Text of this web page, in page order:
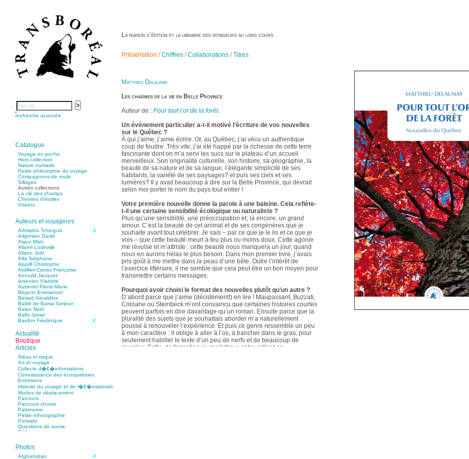
recherche avancée
Catalogue
Voyage en poche
Hors collection
Nature nomade
Petite philosophie du voyage
Compagnons de route
Sillages
Autres collections
La clé des champs
Chemins d’étoiles
Visions
Auteurs et voyageurs
Aïtmatov Tchinguiz
Adjemian David
Alaux Marc
Allaert Lodewijk
Allano Joël
Allix Stéphane
Apprill Christophe
Ardillier-Carras Françoise
Arnould Jacques
Arseniev Vladimir
Aubertel Pierre-Marie
Béjanin Emmanuel
Bérard Géraldine
Baldit de Barral Siméon
Balen Noël
Balhi Jamel
Bardon Frédérique
Bastide Fabien
Baudin Julie
Baujard Jacques
Bazin Sylvain
Bellanger Marc
Bellec Hervé
Belleville Régis
Benestar Géraldine
Benoist Yann
Bertrand Jordane
Bertrandy Antoine
Bezsonov Youri
Bideau Michel-Cosme
Billard Yannick
Blanchet Anne-Lise
Bluntzer Christophe
Bobin Mathieu
Boch Anne-Laure
Boch Julie
Boillot Henri
Bonnem Éric
Boudart Jean-Louis
Actualité
Boutique
Articles
Aléas et risque
Art et voyage
Collecte d�€�informations
Connaissance des écosystèmes
Entretiens
Histoire du voyage et de l�€�exploration
Modes de déplacement
Parcours
Parcours choisis
Patrimoine
Petite ethnographie
Portraits
Questions de survie
Réflexions
Photos
Afghanistan
La maison d’édition et la librairie des voyageurs au long cours
Présentation /Chiffres /Collaborations /Titres
Matthieu Delaunay
Les charmes de la vie en Belle Province
Auteur de : Pour tout l’or de la forêt.
Un événement particulier a-t-il motivé l’écriture de vos nouvelles
sur le Québec ?
À qui j’aime, j’aime écrire. Or, au Québec, j’ai vécu un authentique
coup de foudre. Très vite, j’ai été happé par la richesse de cette terre
fascinante dont on m’a servi les sucs sur le plateau d’un accueil
merveilleux. Son originalité culturelle, son histoire, sa géographie, la
beauté de sa nature et de sa langue, l’élégante simplicité de ses
habitants, la variété de ses paysages? et puis ses ciels et ses
lumières? Il y avait beaucoup à dire sur la Belle Province, qui devrait
selon moi porter le nom du pays tout entier !
Votre première nouvelle donne la parole à une baleine. Cela reflète-
t-il une certaine sensibilité écologique ou naturaliste ?
Plus qu’une sensibilité, une préoccupation et, là encore, un grand
amour. C’est la beauté de cet animal et de ses congénères que je
souhaite avant tout célébrer. Je sais – par ce que je le lis et ce que je
vois – que cette beauté meurt à feu plus ou moins doux. Cette agonie
me révulse et m’attriste : cette beauté nous manquera un jour, quand
nous en aurons hélas le plus besoin. Dans mon premier livre, j’avais
pris goût à me mettre dans la peau d’une bête. Outre l’intérêt de
l’exercice littéraire, il me semble que cela peut être un bon moyen pour
transmettre certains messages.
Pourquoi avoir choisi le format des nouvelles plutôt qu’un autre ?
D’abord parce que j’aime (décidément!) en lire ! Maupassant, Buzzati,
Coloane ou Steinbeck m’ont convaincu que certaines histoires courtes
peuvent parfois en dire davantage qu’un roman. Ensuite parce que la
pluralité des sujets que je souhaitais aborder m’a naturellement
poussé à renouveler l’expérience. Et puis ce genre ressemble un peu
à mon caractère : il oblige à aller à l’os, à trancher dans le gras, pour
seulement habiller le texte d’un peu de nerfs et de beaucoup de
muscles. Enfin, de formation journalistique et travaillant en